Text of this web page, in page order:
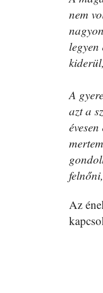
nem
A
azt a
Az